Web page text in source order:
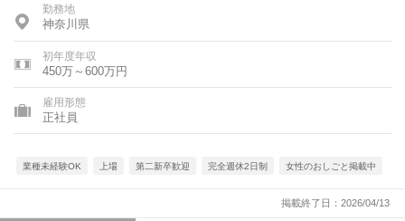
勤務地
神奈川県
初年度年収
450万～600万円
雇用形態
正社員
業種未経験OK 上場 第二新卒歓迎 完全週休2日制 女性のおしごと掲載中
掲載終了日：2026/04/13